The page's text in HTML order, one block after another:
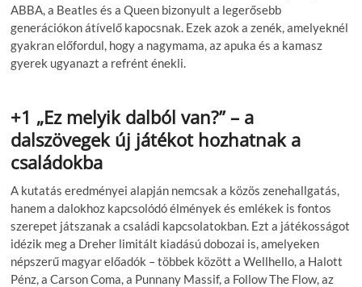
ABBA, a Beatles és a Queen bizonyult a legerősebb
generációkon átívelő kapocsnak. Ezek azok a zenék, amelyeknél
gyakran előfordul, hogy a nagymama, az apuka és a kamasz
gyerek ugyanazt a refrént énekli.
+1 „Ez melyik dalból van?” – a
dalszövegek új játékot hozhatnak a
családokba
A kutatás eredményei alapján nemcsak a közös zenehallgatás,
hanem a dalokhoz kapcsolódó élmények és emlékek is fontos
szerepet játszanak a családi kapcsolatokban. Ezt a játékosságot
idézik meg a Dreher limitált kiadású dobozai is, amelyeken
népszerű magyar előadók – többek között a Wellhello, a Halott
Pénz, a Carson Coma, a Punnany Massif, a Follow The Flow, az